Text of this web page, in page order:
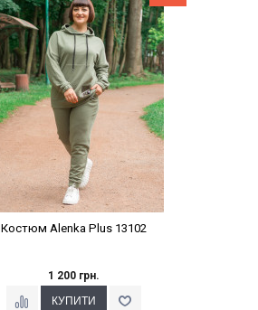
Костюм Alenka Plus 13102
1 200 грн.